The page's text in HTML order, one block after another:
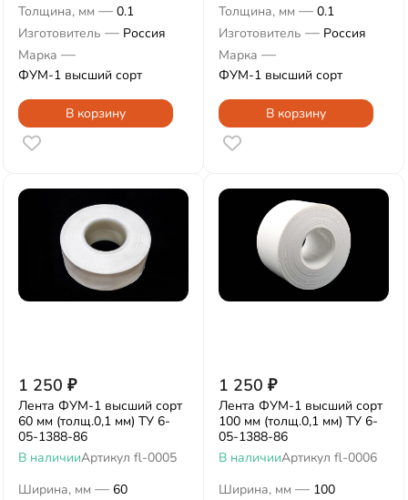
Толщина, мм — 0.1
Изготовитель — Россия
Марка —
ФУМ-1 высший сорт
В корзину
Толщина, мм — 0.1
Изготовитель — Россия
Марка —
ФУМ-1 высший сорт
В корзину
1 250 ₽
Лента ФУМ-1 высший сорт
60 мм (толщ.0,1 мм) ТУ 6-
05-1388-86
В наличииАртикул fl-0005
Ширина, мм — 60
1 250 ₽
Лента ФУМ-1 высший сорт
100 мм (толщ.0,1 мм) ТУ 6-
05-1388-86
В наличииАртикул fl-0006
Ширина, мм — 100